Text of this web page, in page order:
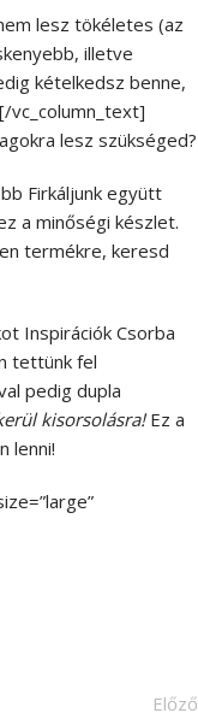
lesz tökéletes (az
illetve
kételkedsz benne,
vc_column_text]
lesz szükséged?
Firkáljunk együtt
a minőségi készlet.
termékre, keresd
Inspirációk Csorba
tettünk fel
pedig dupla
kisorsolásra!Ez a
lenni!
Előző